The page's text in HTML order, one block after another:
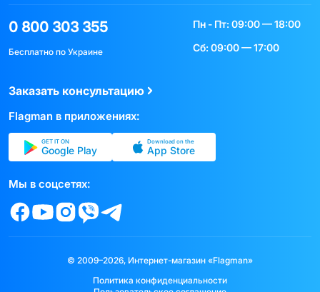
0 800 303 355
Бесплатно по Украине
Пн - Пт: 09:00 — 18:00
Сб: 09:00 — 17:00
Заказать консультацию
Flagman в приложениях:
GET IT ON
Google Play
Download on the
App Store
Мы в соцсетях:
© 2009–2026, Интернет-магазин «Flagman»
Политика конфиденциальности